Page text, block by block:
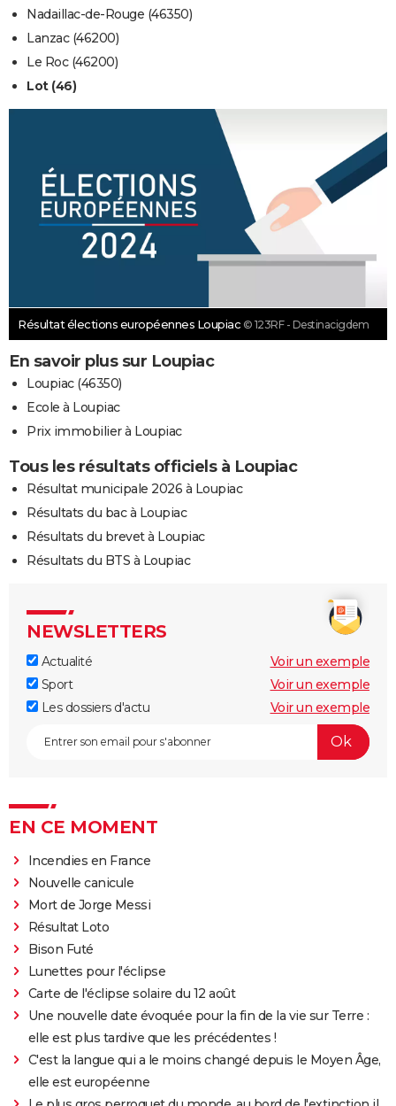
Nadaillac-de-Rouge (46350)
Lanzac (46200)
Le Roc (46200)
Lot (46)
Résultat élections européennes Loupiac © 123RF - Destinacigdem
En savoir plus sur Loupiac
Loupiac (46350)
Ecole à Loupiac
Prix immobilier à Loupiac
Tous les résultats officiels à Loupiac
Résultat municipale 2026 à Loupiac
Résultats du bac à Loupiac
Résultats du brevet à Loupiac
Résultats du BTS à Loupiac
NEWSLETTERS
Actualité
Voir un exemple
Sport
Voir un exemple
Les dossiers d'actu
Voir un exemple
EN CE MOMENT
Incendies en France
Nouvelle canicule
Mort de Jorge Messi
Résultat Loto
Bison Futé
Lunettes pour l'éclipse
Carte de l'éclipse solaire du 12 août
Une nouvelle date évoquée pour la fin de la vie sur Terre :
elle est plus tardive que les précédentes !
C'est la langue qui a le moins changé depuis le Moyen Âge,
elle est européenne